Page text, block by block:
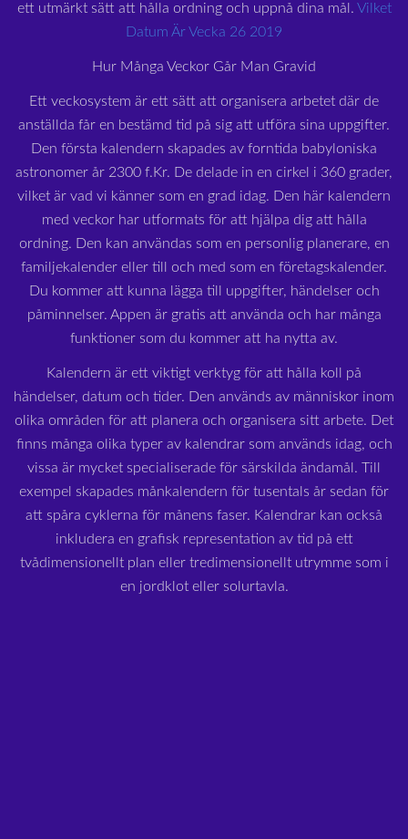
ett utmärkt sätt att hålla ordning och uppnå dina mål. Vilket
Datum Är Vecka 26 2019
Hur Många Veckor Går Man Gravid
Ett veckosystem är ett sätt att organisera arbetet där de
anställda får en bestämd tid på sig att utföra sina uppgifter.
Den första kalendern skapades av forntida babyloniska
astronomer år 2300 f.Kr. De delade in en cirkel i 360 grader,
vilket är vad vi känner som en grad idag. Den här kalendern
med veckor har utformats för att hjälpa dig att hålla
ordning. Den kan användas som en personlig planerare, en
familjekalender eller till och med som en företagskalender.
Du kommer att kunna lägga till uppgifter, händelser och
påminnelser. Appen är gratis att använda och har många
funktioner som du kommer att ha nytta av.
Kalendern är ett viktigt verktyg för att hålla koll på
händelser, datum och tider. Den används av människor inom
olika områden för att planera och organisera sitt arbete. Det
finns många olika typer av kalendrar som används idag, och
vissa är mycket specialiserade för särskilda ändamål. Till
exempel skapades månkalendern för tusentals år sedan för
att spåra cyklerna för månens faser. Kalendrar kan också
inkludera en grafisk representation av tid på ett
tvådimensionellt plan eller tredimensionellt utrymme som i
en jordklot eller solurtavla.